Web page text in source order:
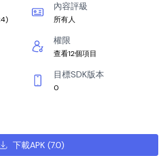
)
內容評級
所有人
權限
查看12個項目
目標SDK版本
0
下載APK (7.0)